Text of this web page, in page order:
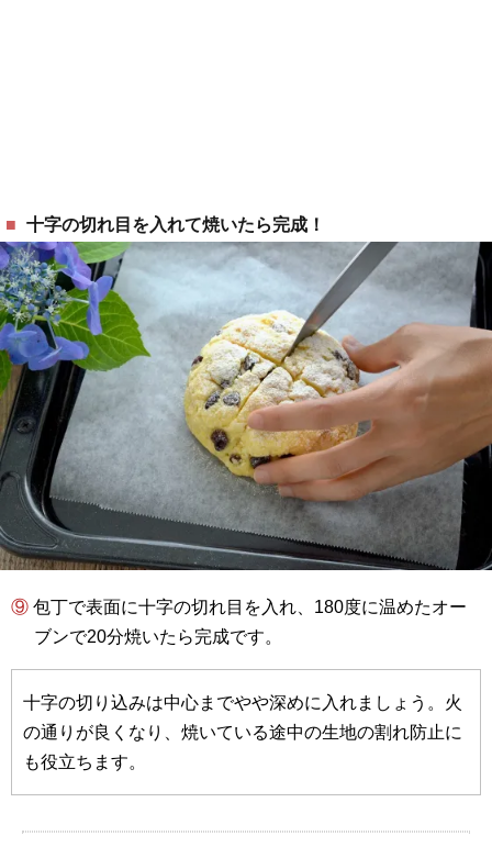
十字の切れ目を入れて焼いたら完成！
⑨ 包丁で表面に十字の切れ目を入れ、180度に温めたオー
ブンで20分焼いたら完成です。
十字の切り込みは中心までやや深めに入れましょう。火
の通りが良くなり、焼いている途中の生地の割れ防止に
も役立ちます。